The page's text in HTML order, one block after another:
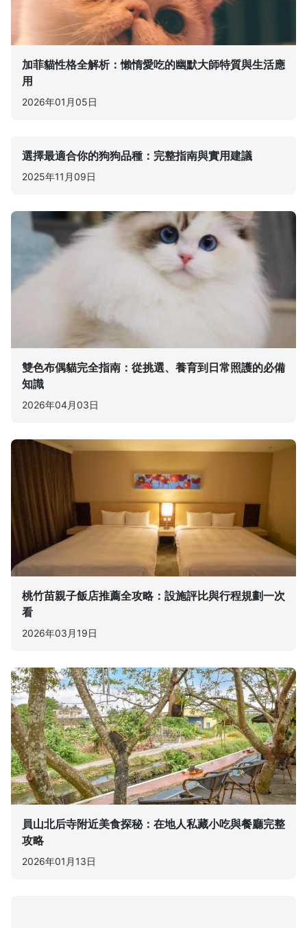
加菲貓性格全解析：懶惰愛吃的幽默大師特質與生活應
用
2026年01月05日
選擇最適合你的狗狗品種：完整指南與實用建議
2025年11月09日
雙色布偶貓完全指南：從挑選、養育到日常照護的必備
知識
2026年04月03日
桃竹苗親子飯店推薦全攻略：設施評比與行程規劃一次
看
2026年03月19日
員山北后寺附近美食探秘：在地人私藏小吃與餐廳完整
攻略
2026年01月13日